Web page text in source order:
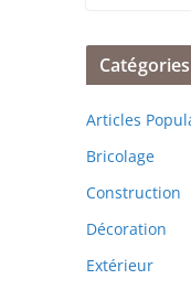
Catégories
Articles
Bricolage
Construction
Décoration
Extérieur